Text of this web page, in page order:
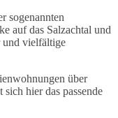
sogenannten
auf das Salzachtal und
und vielfältige
über
hier das passende